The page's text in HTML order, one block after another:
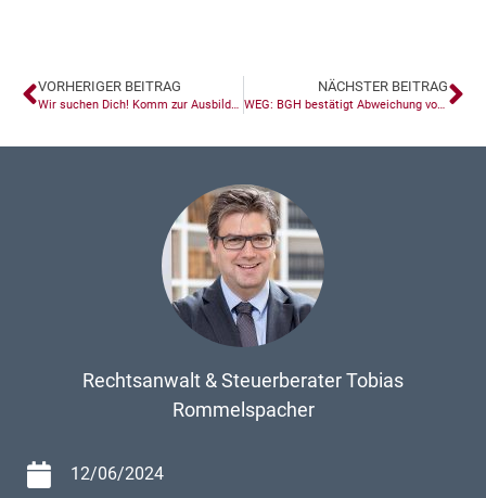
VORHERIGER BEITRAG
Wir suchen Dich! Komm zur Ausbildungsmesse in die CHG-Arena und lerne uns kennen
NÄCHSTER BEITRAG
WEG: BGH bestätigt Abweichung von Kostenverteilung
Rechtsanwalt & Steuerberater Tobias
Rommelspacher
12/06/2024